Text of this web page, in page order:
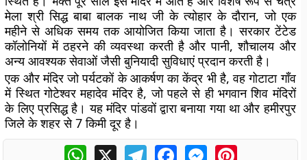
मेला श्री सिद्ध बाबा बालक नाथ जी के त्योहार के दौरान, जो एक
महीने से अधिक समय तक आयोजित किया जाता है। सरकार टेंटेड
कॉलोनियों में ठहरने की व्यवस्था करती है और पानी, शौचालय और
अन्य आवश्यक सेवाओं जैसी बुनियादी सुविधाएं प्रदान करती है।
एक और मंदिर जो पर्यटकों के आकर्षण का केंद्र भी है, वह गोटाटा गाँव
में स्थित गोटेश्वर महादेव मंदिर है, जो पहले से ही भगवान शिव मंदिरों
के लिए प्रसिद्ध है। यह मंदिर पांडवों द्वारा बनाया गया था और हमीरपुर
जिले के शहर से 7 किमी दूर है।
WhatsApp
X TelegramFacebookMessengerPinterest